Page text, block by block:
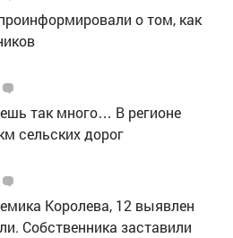
о том, как
так много… В регионе
сельских дорог
Королева, 12 выявлен
Собственника заставили